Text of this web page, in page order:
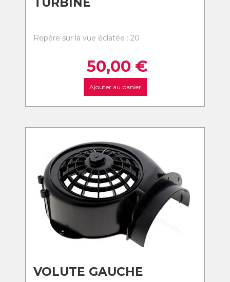
Repère sur la vue éclatée : 20
50,00 €
Ajouter au panier
VOLUTE GAUCHE